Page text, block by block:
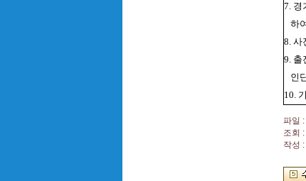
7. 경
하
8. 사
9. 출
인
10.
파일 :
조회
작성